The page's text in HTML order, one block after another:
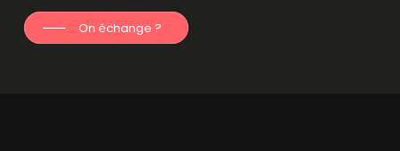
On échange ?